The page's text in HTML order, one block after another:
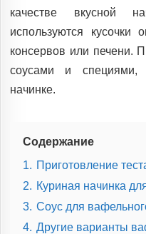
качестве вкусной
используются
консервов или печени.
соусами и специями,
начинке.
Содержание
1. Приготовление
2. Куриная начинка
3. Соус для
4. Другие варианты